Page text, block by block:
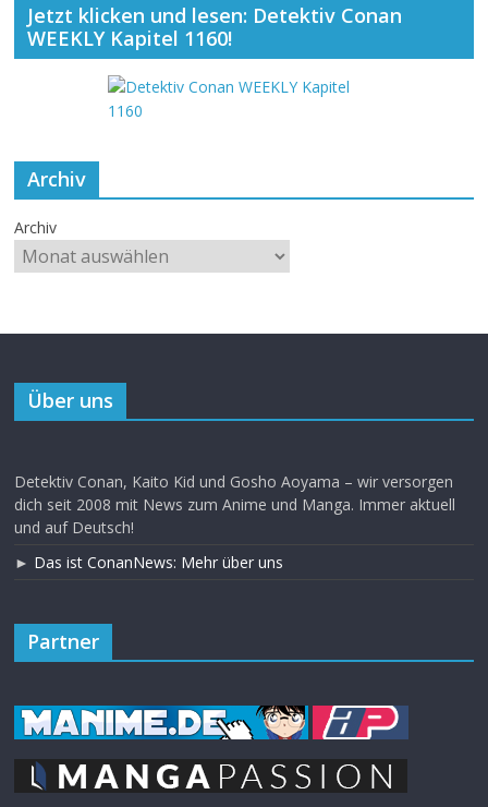
Jetzt klicken und lesen: Detektiv Conan
WEEKLY Kapitel 1160!
Archiv
Archiv
Über uns
Detektiv Conan, Kaito Kid und Gosho Aoyama – wir versorgen
dich seit 2008 mit News zum Anime und Manga. Immer aktuell
und auf Deutsch!
► Das ist ConanNews: Mehr über uns
Partner